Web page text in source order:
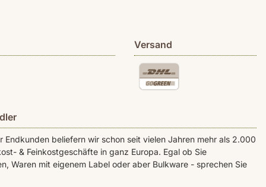
Versand
Endkunden beliefern wir schon seit vielen Jahren mehr als 2.000
& Feinkostgeschäfte in ganz Europa. Egal ob Sie
Waren mit eigenem Label oder aber Bulkware - sprechen Sie